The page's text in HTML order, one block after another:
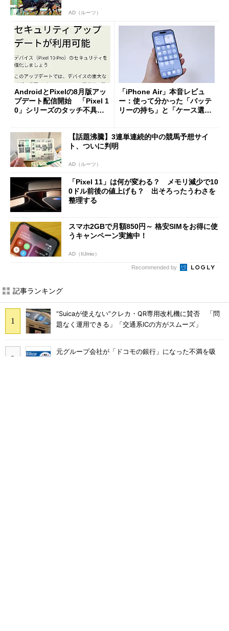
AD（ルーツ）
AndroidとPixelの8月版アッ
プデート配信開始 「Pixel 1
0」シリーズのタッチ不具合
「iPhone Air」本音レビュ
ー：使って分かった「バッテ
リーの持ち」と「ケース選
【話題沸騰】3連単連続的中の競馬予想サイ
ト、ついに判明
AD（ルーツ）
「Pixel 11」は何が変わる？ メモリ減少で10
0ドル前後の値上げも？ 出そろったうわさを
整理する
スマホ2GBで月額850円～ 格安SIMをお得に使
うキャンペーン実施中！
AD（IIJmio）
Recommended by
記事ランキング
“Suicaが使えない”クレカ・QR専用改札機に賛否 「問
題なく運用できる」「交通系ICの方がスムーズ」
元グループ会社が「ドコモの銀行」になった不満を吸